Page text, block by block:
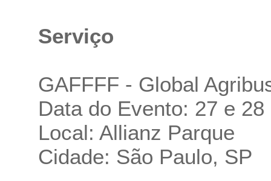
Serviço
GAFFFF - Global
Data do Evento: 27 e 28
Local: Allianz Parque
Cidade: São Paulo, SP